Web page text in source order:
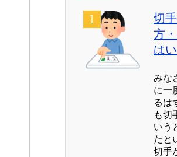
切
方
は
みな
に一
るは
も切
いう
たと
切手